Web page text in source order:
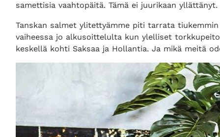
samettisia vaahtopäitä. Tämä ei juurikaan
Tanskan salmet ylitettyämme piti tarrata
vaiheessa jo alkusoittelulta kun ylelliset
keskellä kohti Saksaa ja Hollantia. Ja mikä meitä